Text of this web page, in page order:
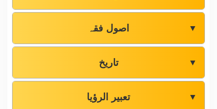
اصول فقہ ▼
تاریخ ▼
تعبیر الرؤیا ▼